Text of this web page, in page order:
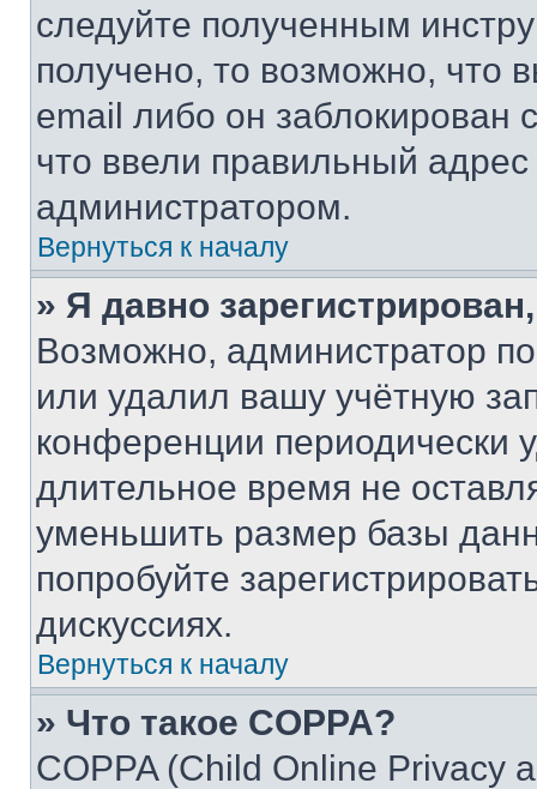
следуйте полученным
получено, то возможно, что
email либо он
что ввели правильный адрес
администратором.
Вернуться к началу
» Я давно
Возможно, администратор
или удалил вашу учётную
конференции периодически
длительное время не
уменьшить размер базы
попробуйте
дискуссиях.
Вернуться к началу
» Что такое COPPA?
COPPA (Child Online Privacy